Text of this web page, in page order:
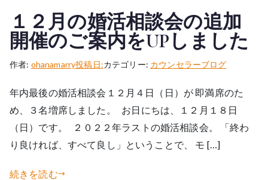
１２月の婚活相談会の追加
開催のご案内をUPしました
作者: ohanamarry投稿日:カテゴリー: カウンセラーブログ
年内最後の婚活相談会１２月４日（日）が 即満席のた
め、３名増席しました。 お日にちは、１２月１８日
（日）です。 ２０２２年ラストの婚活相談会。 「終わ
り良ければ、すべて良し」ということで、 モ […]
続きを読む